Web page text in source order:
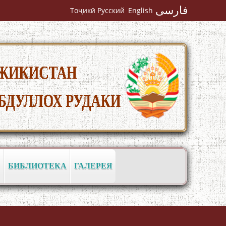
Тоҷикӣ Русский English فارسی
БИБЛИОТЕКА ГАЛЕРЕЯ
به عبارت دیگر: گفتگو با مومن قناعت
Mumin Qanoat
Қаноат\Meeting of young talents with
Mumyin Kanoat